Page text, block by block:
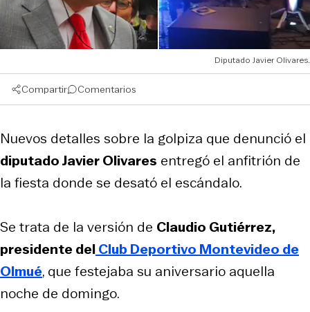
Diputado Javier Olivares.
Compartir Comentarios
Nuevos detalles sobre la golpiza que denunció el
diputado Javier Olivares entregó el anfitrión de
la fiesta donde se desató el escándalo.
Se trata de la versión de Claudio Gutiérrez,
presidente delClub Deportivo Montevideo de
Olmué, que festejaba su aniversario aquella
noche de domingo.